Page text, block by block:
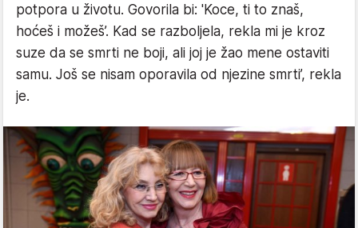
potpora u životu. Govorila bi: 'Koce, ti to znaš,
hoćeš i možeš’. Kad se razboljela, rekla mi je kroz
suze da se smrti ne boji, ali joj je žao mene ostaviti
samu. Još se nisam oporavila od njezine smrti’, rekla
je.